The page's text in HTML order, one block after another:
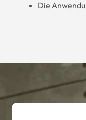
Die